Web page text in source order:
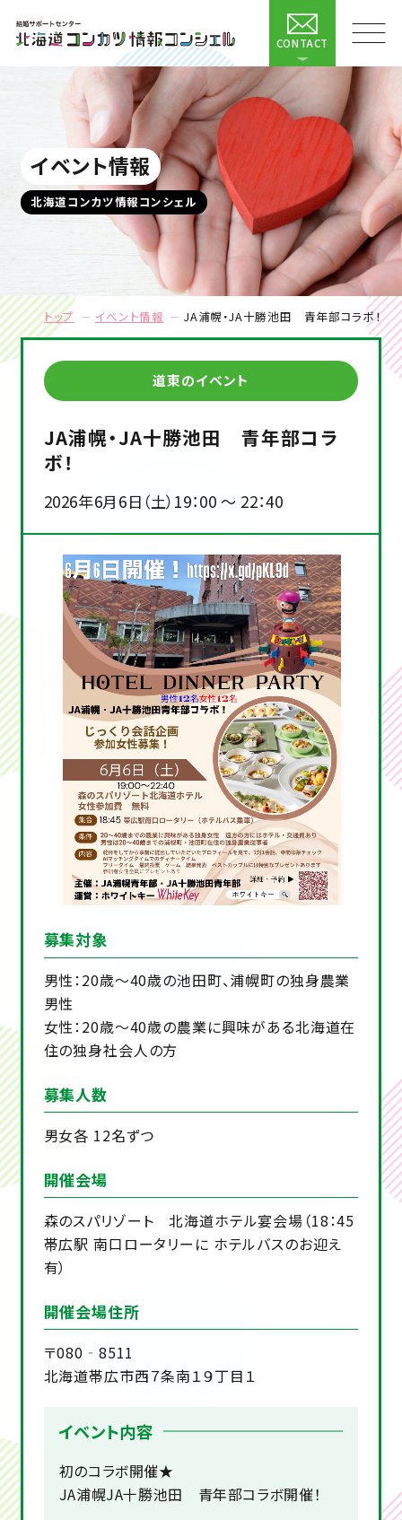
CONTACT
イベント情報
北海道コンカツ情報コンシェル
トップ イベント情報 JA浦幌・JA十勝池田 青年部コラボ！
道東のイベント
JA浦幌・JA十勝池田 青年部コラ
ボ！
2026年6月6日（土）19：00 ～ 22：40
募集対象
男性：20歳～40歳の池田町、浦幌町の独身農業
男性
女性：20歳～40歳の農業に興味がある北海道在
住の独身社会人の方
募集人数
男女各 12名ずつ
開催会場
森のスパリゾート 北海道ホテル宴会場（18：45
帯広駅 南口ロータリーに ホテルバスのお迎え
有）
開催会場住所
〒080‐8511
北海道帯広市西７条南１９丁目１
イベント内容
初のコラボ開催★
JA浦幌JA十勝池田 青年部コラボ開催！